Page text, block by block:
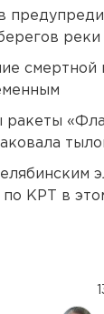
смертной
ракеты
по КРТ в